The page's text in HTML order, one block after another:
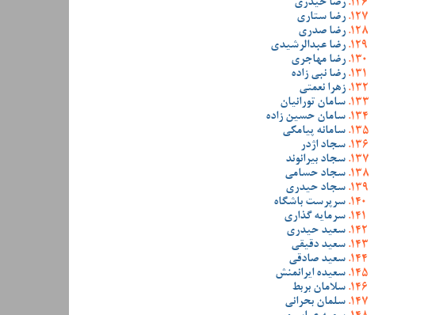
رضا حیدری
رضا ستاری
رضا صدری
رضا عبدالرشیدی
رضا مهاجری
رضا نبی زاده
زهرا نعمتی
سامان تورانیان
سامان حسین زاده
سامانه پیامکی
سجاد اژدر
سجاد بیرانوند
سجاد حسامی
سجاد حیدری
سرپرست باشگاه
سرمایه گذاری
سعید حیدری
سعید دقیقی
سعید صادقی
سعیده ایرانمنش
سلامان بربط
سلمان بحرانی